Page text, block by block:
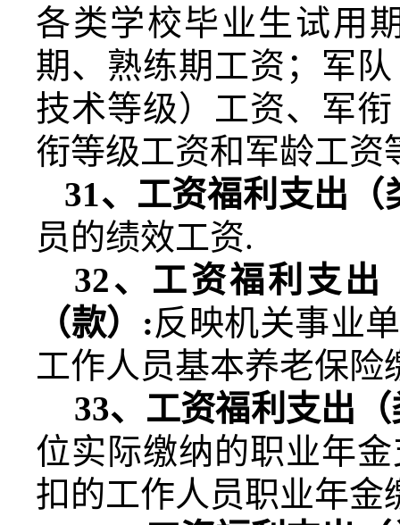
各类学校毕业生试用
期、熟练期工资；军
技术等级）工资、军
衔等级工资和军龄工资
31、工资福利支出（
员的绩效工资.
32、工资福利支出
（款） :反映机关事业
工作人员基本养老保
33、工资福利支出
位实际缴纳的职业年
扣的工作人员职业年金